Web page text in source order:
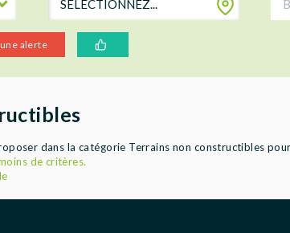
SÉLECTIONNEZ...
alerte
dans la catégorie Terrains non constructibles
de critères.